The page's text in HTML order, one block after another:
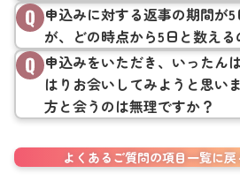
申込みに対する返事の期間が
が、どの時点から5日と数える
申込みをいただき、いったん
はりお会いしてみようと思い
方と会うのは無理ですか？
よくあるご質問の項目一覧に戻